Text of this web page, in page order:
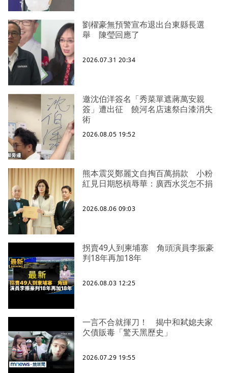
劉櫂豪無預警宣布退出台東縣長選
舉 陳瑩回應了
2026.07.31 20:34
邀沈伯洋簽名「秀菜單遮蔣萬安親
簽」遭出征 饒河名店速祭白漆消失
術
2026.08.05 19:52
熊本震災鄭麗文自掏百萬捐款 小粉
紅見日期怒槓辱華：廣西水災怎不捐
2026.08.06 09:03
拐賣49人到柬埔寨 角頭演員李振豪
判18年再加18年
2026.08.03 12:25
一言不合就揮刀！ 揭中和弒媳夫家
欠債販毒「驚天黑歷史」
2026.07.29 19:55